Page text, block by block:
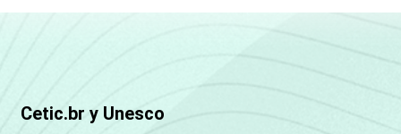
SOCIAL
Cetic.br y Unesco